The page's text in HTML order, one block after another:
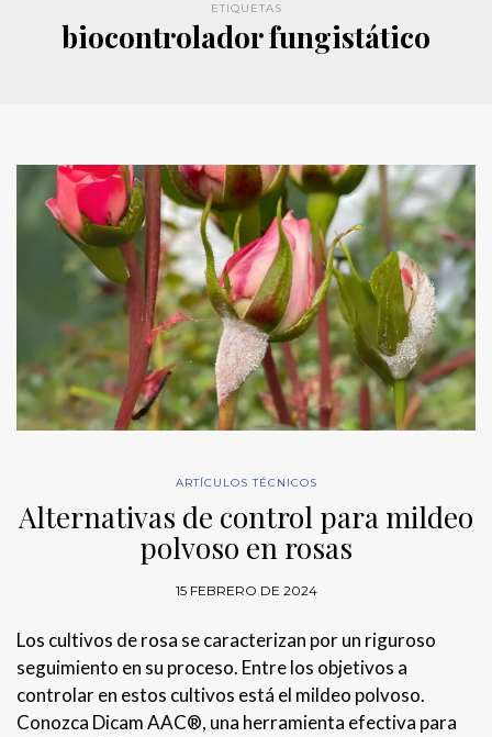
ETIQUETAS
biocontrolador fungistático
ARTÍCULOS TÉCNICOS
Alternativas de control para mildeo
polvoso en rosas
15 FEBRERO DE 2024
Los cultivos de rosa se caracterizan por un riguroso
seguimiento en su proceso. Entre los objetivos a
controlar en estos cultivos está el mildeo polvoso.
Conozca Dicam AAC®, una herramienta efectiva para